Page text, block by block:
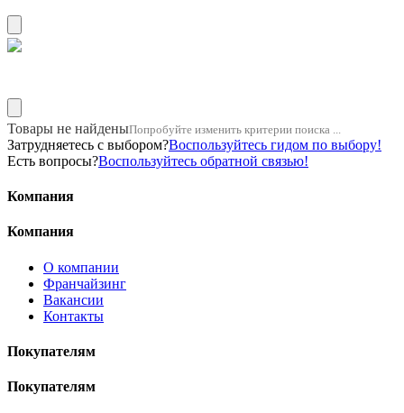
Товары не найденыПопробуйте изменить критерии поиска ...
Затрудняетесь с выбором?Воспользуйтесь гидом по выбору!
Есть вопросы?Воспользуйтесь обратной связью!
Компания
Компания
О компании
Франчайзинг
Вакансии
Контакты
Покупателям
Покупателям